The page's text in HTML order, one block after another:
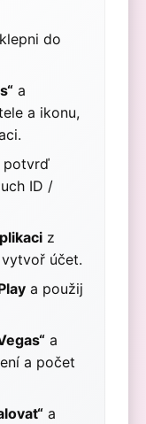
do
a
a ikonu,
potvrď
ID /
z
účet.
a použij
a
a počet
a